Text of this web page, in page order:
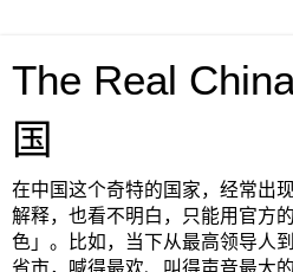
The Real
国
在中国这个奇特的国家，经常出
解释，也看不明白，只能用官方
色」。比如，当下从最高领导人
省市，喊得最欢、叫得声音最大